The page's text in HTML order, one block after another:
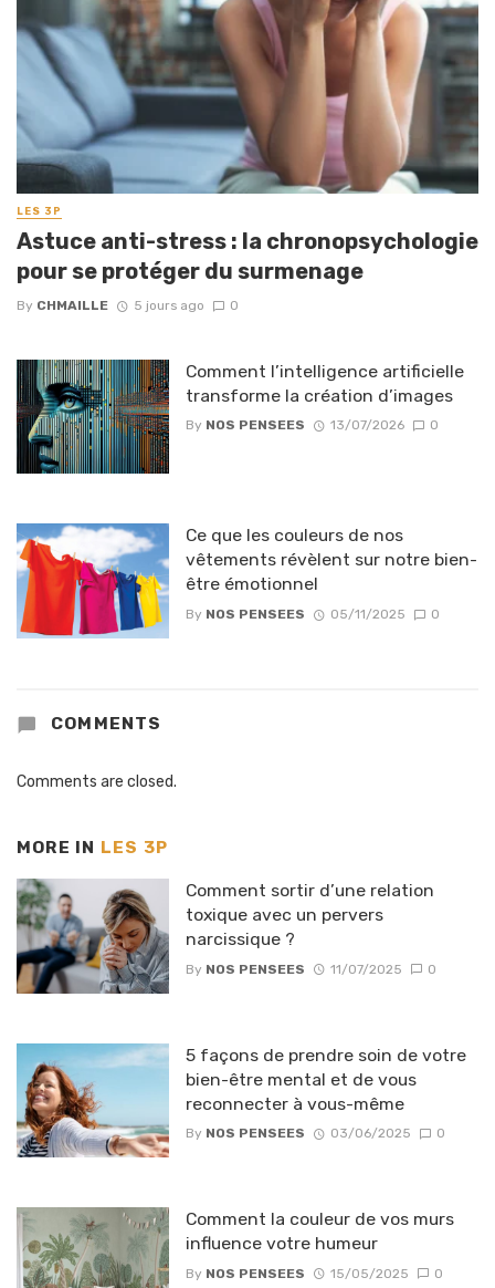
LES 3P
Astuce anti-stress : la chronopsychologie
pour se protéger du surmenage
By CHMAILLE 5 jours ago 0
Comment l’intelligence artificielle
transforme la création d’images
By NOS PENSEES 13/07/2026 0
Ce que les couleurs de nos
vêtements révèlent sur notre bien-
être émotionnel
By NOS PENSEES 05/11/2025 0
COMMENTS
Comments are closed.
MORE IN LES 3P
Comment sortir d’une relation
toxique avec un pervers
narcissique ?
By NOS PENSEES 11/07/2025 0
5 façons de prendre soin de votre
bien-être mental et de vous
reconnecter à vous-même
By NOS PENSEES 03/06/2025 0
Comment la couleur de vos murs
influence votre humeur
By NOS PENSEES 15/05/2025 0